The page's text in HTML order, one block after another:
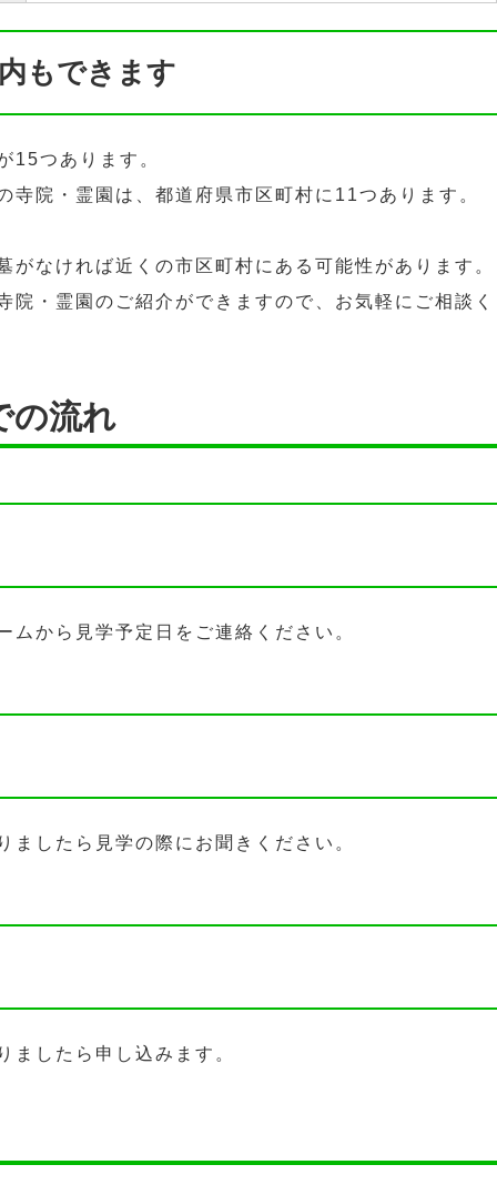
もできます
15つあります。
寺院・霊園は、都道府県市区町村に11つあります。
がなければ近くの市区町村にある可能性があります。
院・霊園のご紹介ができますので、お気軽にご相談く
の流れ
から見学予定日をご連絡ください。
したら見学の際にお聞きください。
ましたら申し込みます。